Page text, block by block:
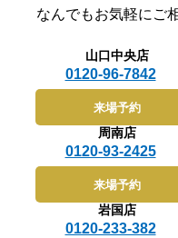
なんでもお気軽に ご
山口中央店
0120-96-7842
来場予約
周南店
0120-93-2425
来場予約
岩国店
0120-233-382